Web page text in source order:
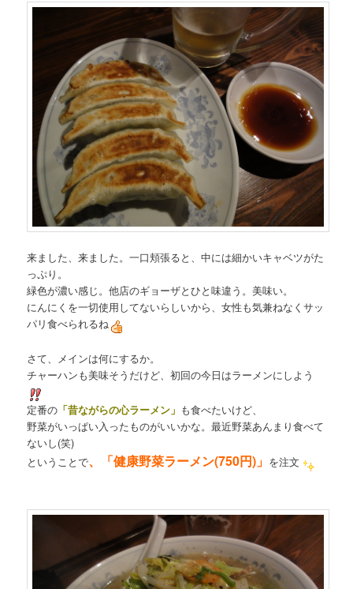
来ました、来ました。一口頬張ると、中には細かいキャベツがた
っぷり。
緑色が濃い感じ。他店のギョーザとひと味違う。美味い。
にんにくを一切使用してないらしいから、女性も気兼ねなくサッ
パリ食べられるね
さて、メインは何にするか。
チャーハンも美味そうだけど、初回の今日はラーメンにしよう
定番の 「昔ながらの心ラーメン」 も食べたいけど、
野菜がいっぱい入ったものがいいかな。最近野菜あんまり食べて
ないし(笑)
ということで、「健康野菜ラーメン(750円)」 を注文